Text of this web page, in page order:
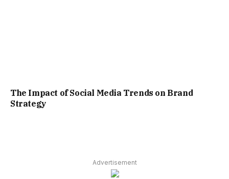
The Impact of Social Media Trends on Brand
Strategy
Advertisement